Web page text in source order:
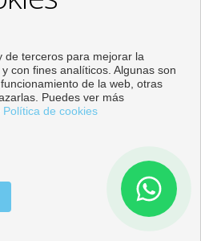
de terceros para mejorar la
con fines analíticos. Algunas son
de la web, otras
Puedes ver más
Política de cookies